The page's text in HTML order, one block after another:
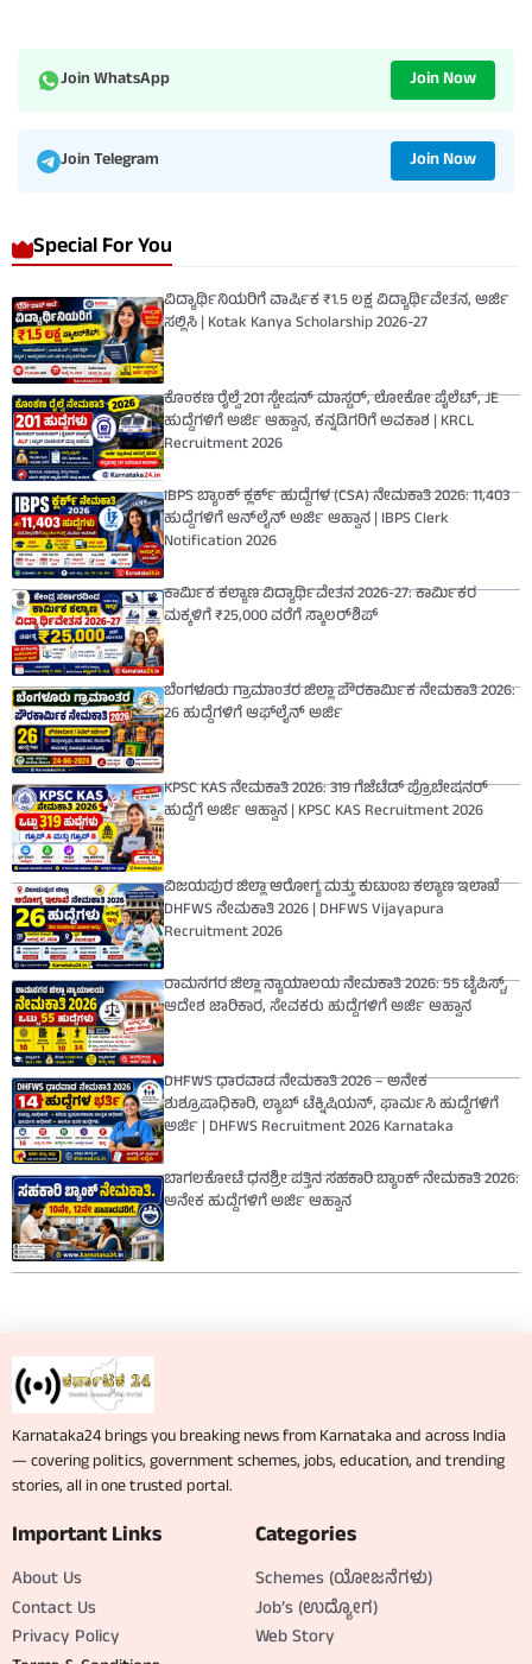
Join WhatsApp Join Now
Join Telegram Join Now
Special For You
ವಿದ್ಯಾರ್ಥಿನಿಯರಿಗೆ ವಾರ್ಷಿಕ ₹1.5 ಲಕ್ಷ ವಿದ್ಯಾರ್ಥಿವೇತನ, ಅರ್ಜಿ
ಸಲ್ಲಿಸಿ | Kotak Kanya Scholarship 2026-27
ಕೊಂಕಣ ರೈಲ್ವೆ 201 ಸ್ಟೇಷನ್ ಮಾಸ್ಟರ್, ಲೋಕೋ ಪೈಲೆಟ್, JE
ಹುದ್ದೆಗಳಿಗೆ ಅರ್ಜಿ ಆಹ್ವಾನ, ಕನ್ನಡಿಗರಿಗೆ ಅವಕಾಶ | KRCL
Recruitment 2026
IBPS ಬ್ಯಾಂಕ್ ಕ್ಲರ್ಕ್ ಹುದ್ದೆಗಳ (CSA) ನೇಮಕಾತಿ 2026: 11,403
ಹುದ್ದೆಗಳಿಗೆ ಆನ್‌ಲೈನ್ ಅರ್ಜಿ ಆಹ್ವಾನ | IBPS Clerk
Notification 2026
ಕಾರ್ಮಿಕ ಕಲ್ಯಾಣ ವಿದ್ಯಾರ್ಥಿವೇತನ 2026-27: ಕಾರ್ಮಿಕರ
ಮಕ್ಕಳಿಗೆ ₹25,000 ವರೆಗೆ ಸ್ಕಾಲರ್‌ಶಿಪ್
ಬೆಂಗಳೂರು ಗ್ರಾಮಾಂತರ ಜಿಲ್ಲಾ ಪೌರಕಾರ್ಮಿಕ ನೇಮಕಾತಿ 2026:
26 ಹುದ್ದೆಗಳಿಗೆ ಆಫ್‌ಲೈನ್ ಅರ್ಜಿ
KPSC KAS ನೇಮಕಾತಿ 2026: 319 ಗೆಜೆಟೆಡ್ ಪ್ರೊಬೇಷನರ್
ಹುದ್ದೆಗೆ ಅರ್ಜಿ ಆಹ್ವಾನ | KPSC KAS Recruitment 2026
ವಿಜಯಪುರ ಜಿಲ್ಲಾ ಆರೋಗ್ಯ ಮತ್ತು ಕುಟುಂಬ ಕಲ್ಯಾಣ ಇಲಾಖೆ
DHFWS ನೇಮಕಾತಿ 2026 | DHFWS Vijayapura
Recruitment 2026
ರಾಮನಗರ ಜಿಲ್ಲಾ ನ್ಯಾಯಾಲಯ ನೇಮಕಾತಿ 2026: 55 ಟೈಪಿಸ್ಟ್,
ಆದೇಶ ಜಾರಿಕಾರ, ಸೇವಕರು ಹುದ್ದೆಗಳಿಗೆ ಅರ್ಜಿ ಆಹ್ವಾನ
DHFWS ಧಾರವಾಡ ನೇಮಕಾತಿ 2026 – ಅನೇಕ
ಶುಶ್ರೂಷಾಧಿಕಾರಿ, ಲ್ಯಾಬ್ ಟೆಕ್ನಿಷಿಯನ್, ಫಾರ್ಮಸಿ ಹುದ್ದೆಗಳಿಗೆ
ಅರ್ಜಿ | DHFWS Recruitment 2026 Karnataka
ಬಾಗಲಕೋಟೆ ಧನಶ್ರೀ ಪತ್ತಿನ ಸಹಕಾರಿ ಬ್ಯಾಂಕ್ ನೇಮಕಾತಿ 2026:
ಅನೇಕ ಹುದ್ದೆಗಳಿಗೆ ಅರ್ಜಿ ಆಹ್ವಾನ
Karnataka24 brings you breaking news from Karnataka and across India
— covering politics, government schemes, jobs, education, and trending
stories, all in one trusted portal.
Important Links
About Us
Contact Us
Privacy Policy
Categories
Schemes (ಯೋಜನೆಗಳು)
Job’s (ಉದ್ಯೋಗ)
Web Story